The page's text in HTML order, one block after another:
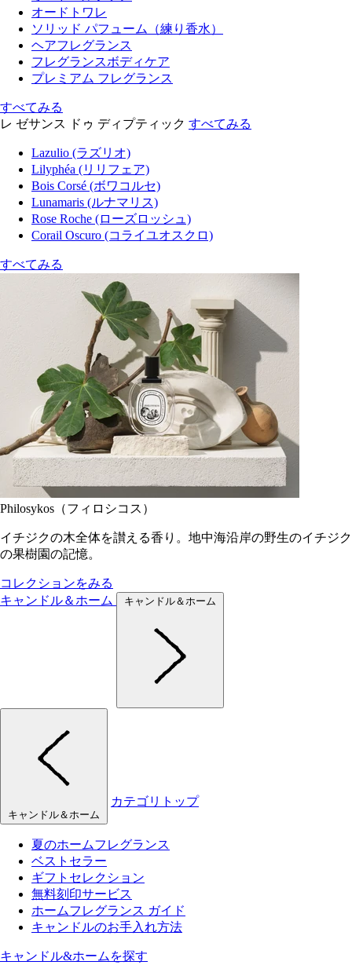
オードトワレ
ソリッド パフューム（練り香水）
ヘアフレグランス
フレグランスボディケア
プレミアム フレグランス
すべてみる
レ ゼサンス ドゥ ディプティック すべてみる
Lazulio (ラズリオ)
Lilyphéa (リリフェア)
Bois Corsé (ボワコルセ)
Lunamaris (ルナマリス)
Rose Roche (ローズロッシュ)
Corail Oscuro (コライユオスクロ)
すべてみる
Philosykos（フィロシコス）
イチジクの木全体を讃える香り。地中海沿岸の野生のイチジク
の果樹園の記憶。
コレクションをみる
キャンドル＆ホーム
キャンドル＆ホーム
キャンドル＆ホーム
カテゴリトップ
夏のホームフレグランス
ベストセラー
ギフトセレクション
無料刻印サービス
ホームフレグランス ガイド
キャンドルのお手入れ方法
キャンドル&ホームを探す